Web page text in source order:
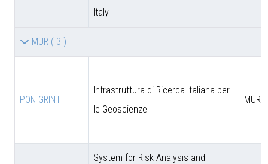
Italy
MUR ( 3 )
PON GRINT
Infrastruttura di Ricerca Italiana per
le Geoscienze
MUR
System for Risk Analysis and